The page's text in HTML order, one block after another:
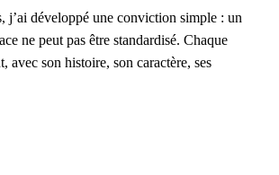
j’ai développé une conviction simple : un
ne peut pas être standardisé. Chaque
avec son histoire, son caractère, ses